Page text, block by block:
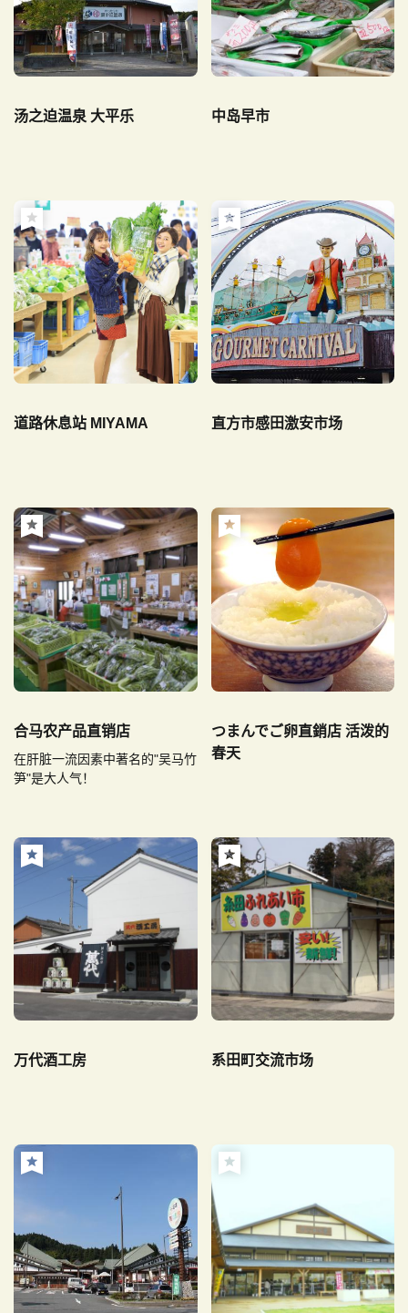
汤之迫温泉 大平乐 中岛早市
道路休息站 MIYAMA 直方市感田激安市场
合马农产品直销店
在肝脏一流因素中著名的"吴马竹
笋"是大人气！
つまんでご卵直銷店 活泼的
春天
万代酒工房 系田町交流市场